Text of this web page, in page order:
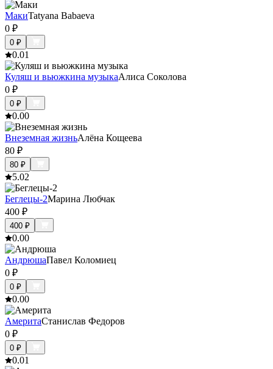
МакиTatyana Babaeva
0 ₽
0 ₽
0.01
Куляш и вьюжкина музыкаАлиса Соколова
0 ₽
0 ₽
0.00
Внеземная жизньАлёна Кощеева
80 ₽
80 ₽
5.02
Беглецы-2Марина Любчак
400 ₽
400 ₽
0.00
АндрюшаПавел Коломиец
0 ₽
0 ₽
0.00
АмеритаСтанислав Федоров
0 ₽
0 ₽
0.01